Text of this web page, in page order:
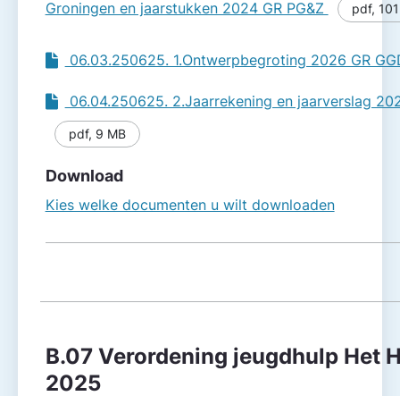
Groningen en jaarstukken 2024 GR PG&Z
pdf,
06.03.250625. 1.Ontwerpbegroting 2026 GR
06.04.250625. 2.Jaarrekening en jaarverslag
pdf, 9 MB
Download
Kies welke documenten u wilt downloaden
B.07 Verordening jeugdhulp Het
2025